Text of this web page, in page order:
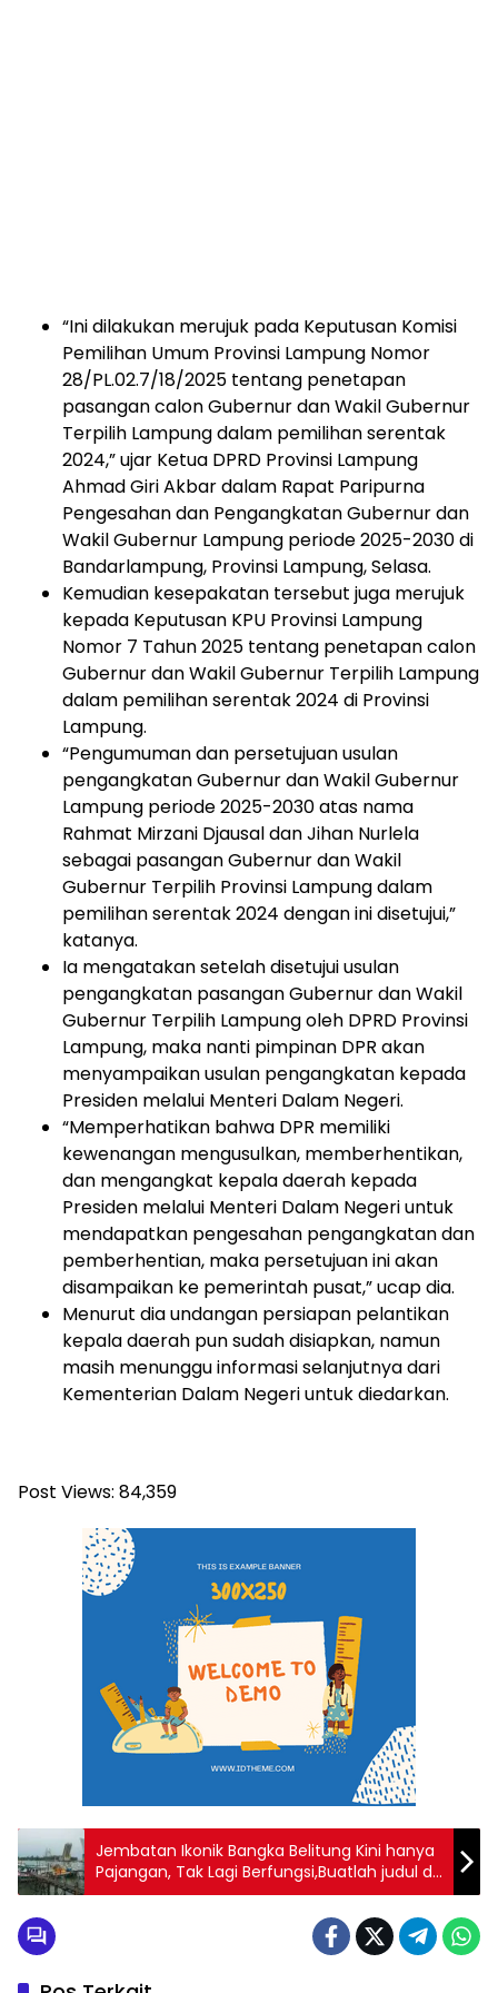
“Ini dilakukan merujuk pada Keputusan Komisi
Pemilihan Umum Provinsi Lampung Nomor
28/PL.02.7/18/2025 tentang penetapan
pasangan calon Gubernur dan Wakil Gubernur
Terpilih Lampung dalam pemilihan serentak
2024,” ujar Ketua DPRD Provinsi Lampung
Ahmad Giri Akbar dalam Rapat Paripurna
Pengesahan dan Pengangkatan Gubernur dan
Wakil Gubernur Lampung periode 2025-2030 di
Bandarlampung, Provinsi Lampung, Selasa.
Kemudian kesepakatan tersebut juga merujuk
kepada Keputusan KPU Provinsi Lampung
Nomor 7 Tahun 2025 tentang penetapan calon
Gubernur dan Wakil Gubernur Terpilih Lampung
dalam pemilihan serentak 2024 di Provinsi
Lampung.
“Pengumuman dan persetujuan usulan
pengangkatan Gubernur dan Wakil Gubernur
Lampung periode 2025-2030 atas nama
Rahmat Mirzani Djausal dan Jihan Nurlela
sebagai pasangan Gubernur dan Wakil
Gubernur Terpilih Provinsi Lampung dalam
pemilihan serentak 2024 dengan ini disetujui,”
katanya.
Ia mengatakan setelah disetujui usulan
pengangkatan pasangan Gubernur dan Wakil
Gubernur Terpilih Lampung oleh DPRD Provinsi
Lampung, maka nanti pimpinan DPR akan
menyampaikan usulan pengangkatan kepada
Presiden melalui Menteri Dalam Negeri.
“Memperhatikan bahwa DPR memiliki
kewenangan mengusulkan, memberhentikan,
dan mengangkat kepala daerah kepada
Presiden melalui Menteri Dalam Negeri untuk
mendapatkan pengesahan pengangkatan dan
pemberhentian, maka persetujuan ini akan
disampaikan ke pemerintah pusat,” ucap dia.
Menurut dia undangan persiapan pelantikan
kepala daerah pun sudah disiapkan, namun
masih menunggu informasi selanjutnya dari
Kementerian Dalam Negeri untuk diedarkan.
Post Views: 84,359
Jembatan Ikonik Bangka Belitung Kini hanya
Pajangan, Tak Lagi Berfungsi,Buatlah judul d
samping menjadi lebih menarik